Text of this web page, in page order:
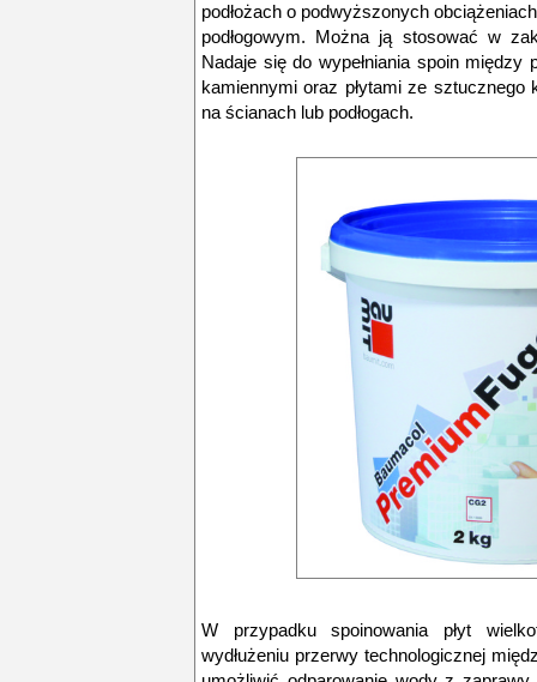
podłożach o podwyższonych
podłogowym. Można ją stosować w
Nadaje się do wypełniania spoin między
kamiennymi oraz płytami ze sztucznego
na ścianach lub podłogach.
W przypadku spoinowania płyt
wydłużeniu przerwy technologicznej